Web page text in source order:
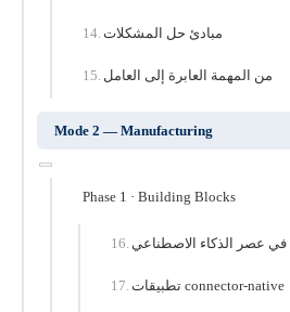
مبادئ حل المشكلات
من المهمة العابرة إلى العامل
Mode 2 — Manufacturing
Phase 1 · Building Blocks
في عصر الذكاء الاصطناعي
تطبيقات connector-native